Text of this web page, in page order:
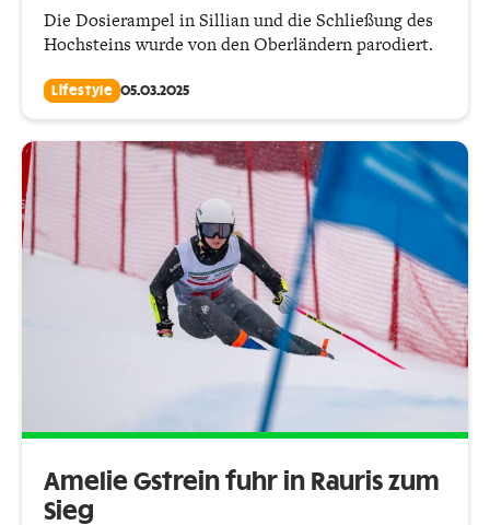
Die Dosierampel in Sillian und die Schließung des
Hochsteins wurde von den Oberländern parodiert.
Lifestyle 05.03.2025
Amelie Gstrein fuhr in Rauris zum
Sieg